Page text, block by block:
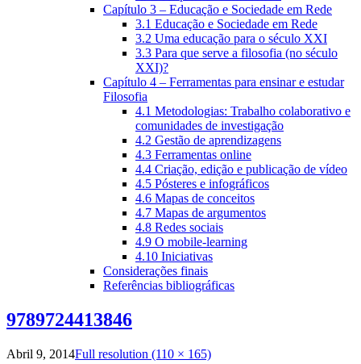
Capítulo 3 – Educação e Sociedade em Rede
3.1 Educação e Sociedade em Rede
3.2 Uma educação para o século XXI
3.3 Para que serve a filosofia (no século
XXI)?
Capítulo 4 – Ferramentas para ensinar e estudar
Filosofia
4.1 Metodologias: Trabalho colaborativo e
comunidades de investigação
4.2 Gestão de aprendizagens
4.3 Ferramentas online
4.4 Criação, edição e publicação de vídeo
4.5 Pósteres e infográficos
4.6 Mapas de conceitos
4.7 Mapas de argumentos
4.8 Redes sociais
4.9 O mobile-learning
4.10 Iniciativas
Considerações finais
Referências bibliográficas
9789724413846
Abril 9, 2014Full resolution (110 × 165)